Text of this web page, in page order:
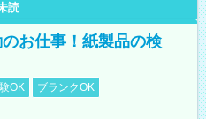
読
お仕事！紙製品の検
OK
ブランクOK